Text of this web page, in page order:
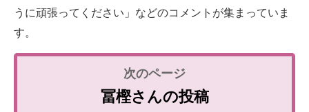
うに頑張ってください」などのコメントが集まっていま
す。
冨樫さんの投稿